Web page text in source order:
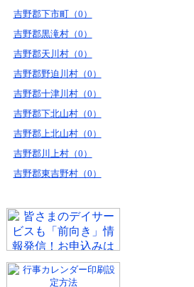
吉野郡下市町（0）
吉野郡黒滝村（0）
吉野郡天川村（0）
吉野郡野迫川村（0）
吉野郡十津川村（0）
吉野郡下北山村（0）
吉野郡上北山村（0）
吉野郡川上村（0）
吉野郡東吉野村（0）